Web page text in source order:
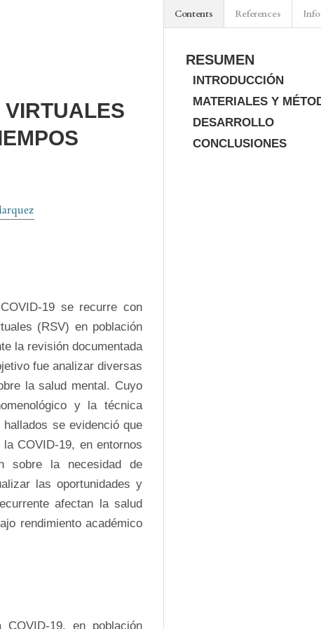
19 se recurre con
(RSV) en población
la revisión documentada
fue analizar diversas
la salud mental. Cuyo
y la técnica
se evidenció que
COVID-19, en entornos
sobre la necesidad de
las oportunidades y
afectan la salud
rendimiento académico
19, en población
RESUMEN
INTRODUCCIÓN
MATERIALES Y
DESARROLLO
CONCLUSIONES
Contents References Info